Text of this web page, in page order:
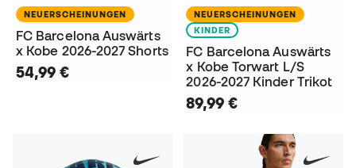
NEUERSCHEINUNGEN
FC Barcelona Auswärts
x Kobe 2026-2027 Shorts
54,99 €
NEUERSCHEINUNGEN
KINDER
FC Barcelona Auswärts
x Kobe Torwart L/S
2026-2027 Kinder Trikot
89,99 €